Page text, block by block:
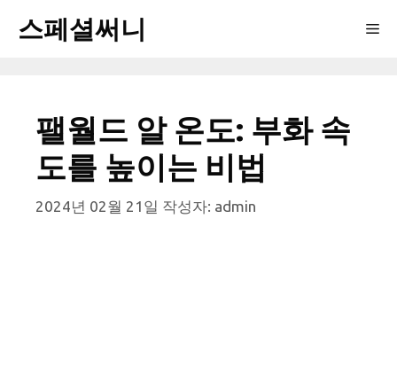
스페셜써니
팰월드 알 온도: 부화 속
도를 높이는 비법
2024년 02월 21일 작성자: admin